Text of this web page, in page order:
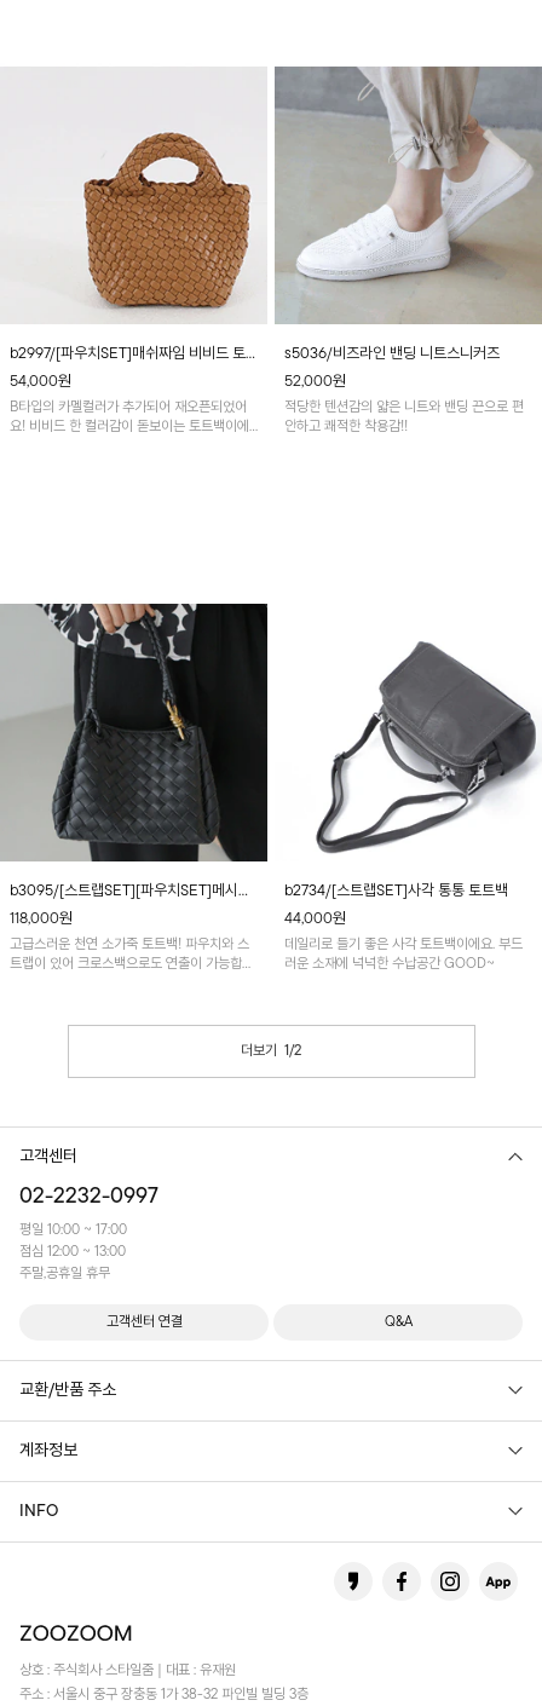
b2997/[파우치SET]매쉬짜임 비비드 토
드백
54,000원
B타입의 카멜컬러가 추가되어 재오픈되었어
요! 비비드 한 컬러감이 돋보이는 토트백이에
s5036/비즈라인 밴딩 니트스니커즈
52,000원
적당한 텐션감의 얇은 니트와 밴딩 끈으로 편
안하고 쾌적한 착용감!!
b3095/[스트랩SET][파우치SET]메시짜
임 소가죽 토트백
118,000원
고급스러운 천연 소가죽 토트백! 파우치와 스
트랩이 있어 크로스백으로도 연출이 가능합니
b2734/[스트랩SET]사각 통통 토트백
44,000원
데일리로 들기 좋은 사각 토트백이에요. 부드
러운 소재에 넉넉한 수납공간 GOOD~
더보기 1 /2
고객센터
02-2232-0997
평일 10:00 ~ 17:00
점심 12:00 ~ 13:00
주말,공휴일 휴무
고객센터 연결 Q&A
교환/반품 주소
계좌정보
INFO
상호 : 주식회사 스타일줌 | 대표 : 유재원
주소 : 서울시 중구 장충동 1가 38-32 파인빌 빌딩 3층